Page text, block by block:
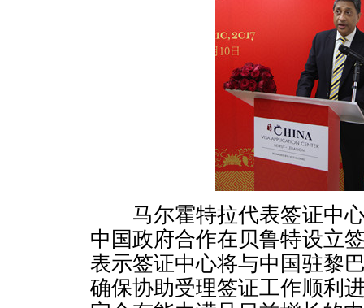
马尔霍特拉代表签证中心
中国政府合作在贝鲁特设立
表示签证中心将与中国驻黎
确保协助受理签证工作顺利